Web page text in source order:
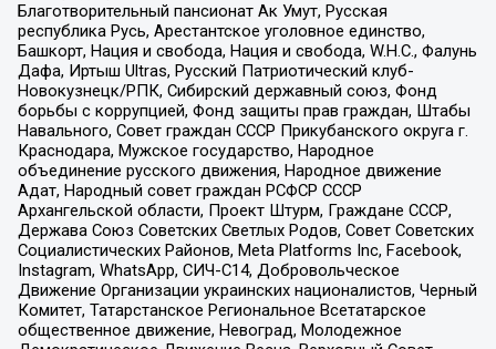
Благотворительный пансионат Ак Умут, Русская
республика Русь, Арестантское уголовное единство,
Башкорт, Нация и свобода, Нация и свобода, W.H.С., Фалунь
Дафа, Иртыш Ultras, Русский Патриотический клуб-
Новокузнецк/РПК, Сибирский державный союз, Фонд
борьбы с коррупцией, Фонд защиты прав граждан, Штабы
Навального, Совет граждан СССР Прикубанского округа г.
Краснодара, Мужское государство, Народное
объединение русского движения, Народное движение
Адат, Народный совет граждан РСФСР СССР
Архангельской области, Проект Штурм, Граждане СССР,
Держава Союз Советских Светлых Родов, Совет Советских
Социалистических Районов, Meta Platforms Inc, Facebook,
Instagram, WhatsApp, СИЧ-С14, Добровольческое
Движение Организации украинских националистов, Черный
Комитет, Татарстанское Региональное Всетатарское
общественное движение, Невоград, Молодежное